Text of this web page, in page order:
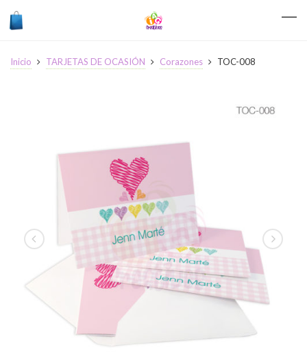
Inicio TARJETAS DE OCASIÓN Corazones TOC-008